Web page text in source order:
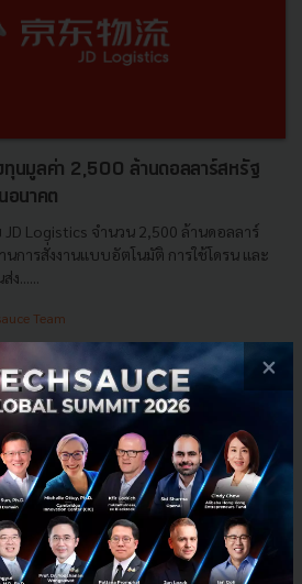
นมูลค่า 2,500 ล้านดอลลาร์สหรัฐ
อนาคต
JD Logistics จำนวน 2,500 ล้านดอลลาร์
การสั่งงานแบบอัตโนมัติ การใช้โดรน และ
......
Team
JD Logistics
contact@techsauce.co
×